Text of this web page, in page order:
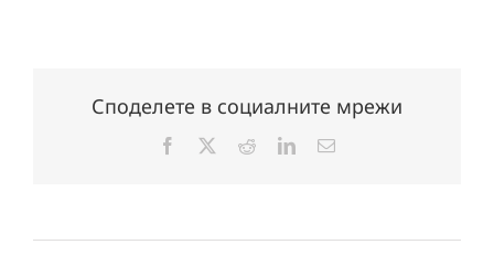
Споделете в социалните мрежи
Facebook RedditLinkedInЕлектронна